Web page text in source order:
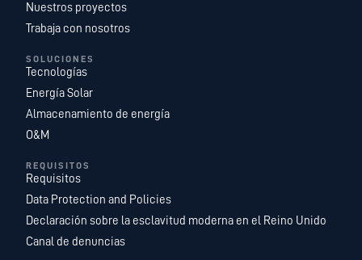
Nuestros proyectos
Trabaja con nosotros
SOLUCIONES
Tecnologías
Energía Solar
Almacenamiento de energía
O&M
REQUISITOS
Requisitos
Data Protection and Policies
Declaración sobre la esclavitud moderna en el Reino Unido
Canal de denuncias